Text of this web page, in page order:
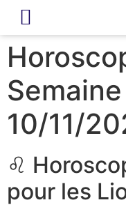
10/11/
♌
pour les